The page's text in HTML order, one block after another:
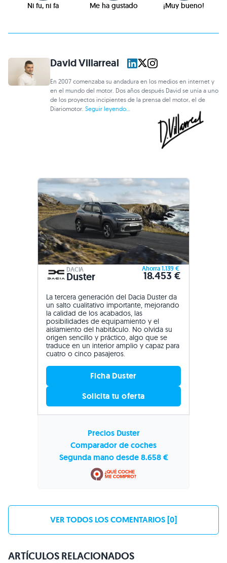
Ni fu, ni fa Me ha gustado ¡Muy bueno!
David Villarreal
En 2007 comenzaba su andadura en los medios en internet y
en el mundo del motor. Dos años después David se unía a uno
de los proyectos incipientes de la prensa del motor, el de
Diariomotor.Seguir leyendo...
DACIA
Duster
Ahorra 1.139 €
18.453 €
La tercera generación del Dacia Duster da
un salto cualitativo importante, mejorando
la calidad de los acabados, las
posibilidades de equipamiento y el
aislamiento del habitáculo. No olvida su
origen sencillo y práctico, algo que se
traduce en un interior amplio y capaz para
cuatro o cinco pasajeros.
Ficha Duster
Solicita tu oferta
Precios Duster
Comparador de coches
Segunda mano desde 8.658 €
VER TODOS LOS COMENTARIOS [0]
ARTÍCULOS RELACIONADOS